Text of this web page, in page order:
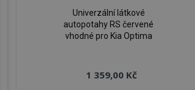
Univerzální látkové
autopotahy RS červené
vhodné pro Kia Optima
1 359,00 Kč